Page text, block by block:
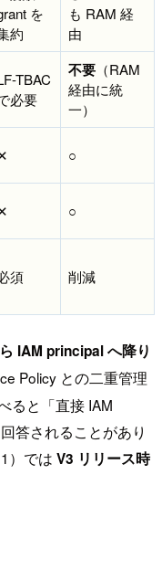
を
約
も RAM 経
由
TBAC
必要
不要 （RAM
経由に統
一）
○
○
須 削減
IAM principal へ降り
Policy との二重管理
ると「直接 IAM
答されることがあり
）では V3 リリース時